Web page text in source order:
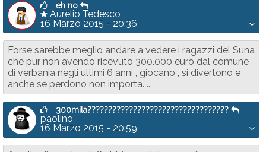
eh no
Aurelio Tedesco
16 Marzo 2015 - 20:36
Forse sarebbe meglio andare a vedere i ragazzi del Suna
che pur non avendo ricevuto 300.000 euro dal comune
di verbania negli ultimi 6 anni , giocano , si divertono e
anche se perdono non importa. ..
300mila??????????????????????????????????
paolino
16 Marzo 2015 - 20:59